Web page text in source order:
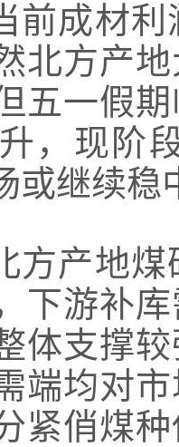
前成材
北方产
五一假
，现阶
或继续稳
方产地
下游补
体支撑
端均对
紧俏煤